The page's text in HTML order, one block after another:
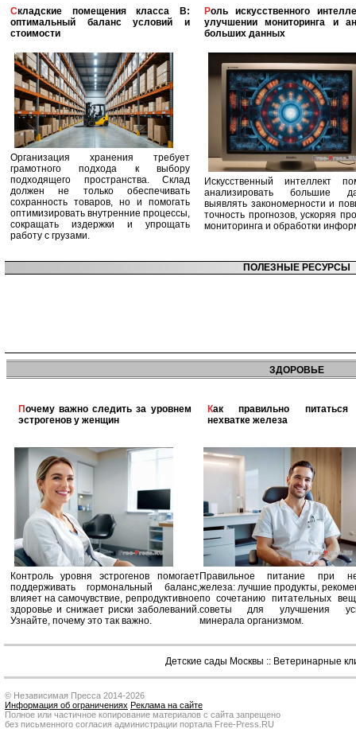
Складские помещения класса B:
оптимальный баланс условий и
стоимости
Организация хранения требует
грамотного подхода к выбору
подходящего пространства. Склад
должен не только обеспечивать
сохранность товаров, но и помогать
оптимизировать внутренние процессы,
сокращать издержки и упрощать
работу с грузами.
Роль искусственного интеллекта в
улучшении мониторинга и
больших данных
Искусственный интеллект
анализировать большие
выявлять закономерности и
точность прогнозов, ускоряя
мониторинга и обработки
ПОЛЕЗНЫЕ РЕСУРСЫ
ЗДОРОВЬЕ
Почему важно следить за уровнем
эстрогенов у женщин
Контроль уровня эстрогенов помогает
поддерживать гормональный баланс,
влияет на самочувствие, репродуктивное
здоровье и снижает риски заболеваний.
Узнайте, почему это так важно.
Как правильно питаться при
нехватке железа
Правильное питание при
железа: лучшие продукты,
по сочетанию питательных
советы для улучшения
минерала организмом.
Детские сады Москвы :: Ветеринарные
© Независимая Пресса 2014-2026
Информация об ограничениях Реклама на сайте
Полное или частичное копирование материалов с сайта запрещено
без письменного согласия администрации портала Free-Press.RU